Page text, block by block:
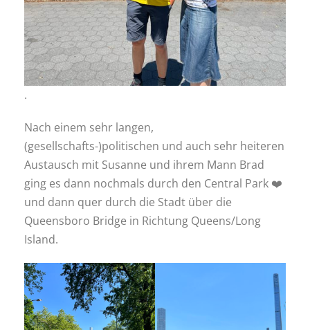
.
Nach einem sehr langen,
(gesellschafts-)politischen und auch sehr heiteren
Austausch mit Susanne und ihrem Mann Brad
ging es dann nochmals durch den Central Park ❤️
und dann quer durch die Stadt über die
Queensboro Bridge in Richtung Queens/Long
Island.